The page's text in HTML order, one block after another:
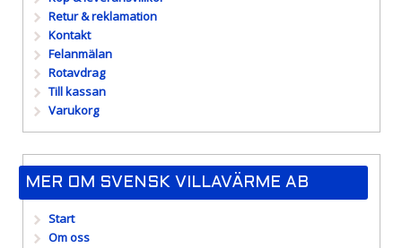
Retur & reklamation
Kontakt
Felanmälan
Rotavdrag
Till kassan
Varukorg
MER OM SVENSK VILLAVÄRME AB
Start
Om oss